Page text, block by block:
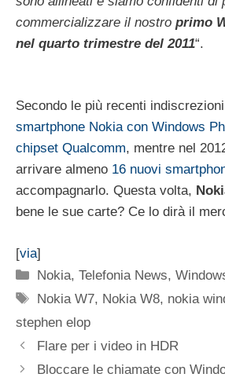
commercializzare il nostro primo
nel quarto trimestre del 2011“.
Secondo le più recenti
smartphone Nokia con Windows
chipset Qualcomm, mentre nel
arrivare almeno 16 nuovi
accompagnarlo. Questa volta,
bene le sue carte? Ce lo dirà il
[via]
Categorie
Nokia,Telefonia News,
Tag
Nokia W7, Nokia W8, nokia
stephen elop
Flare per i video in HDR
Bloccare le chiamate con